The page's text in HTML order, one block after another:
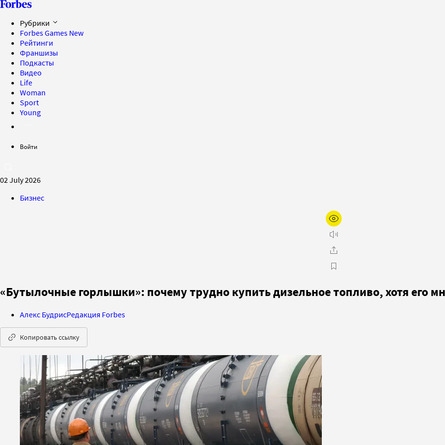
Рубрики
Forbes Games New
Рейтинги
Франшизы
Подкасты
Видео
Life
Woman
Sport
Young
Войти
02 July 2026
Бизнес
«Бутылочные горлышки»: почему трудно купить дизельное топливо, хотя его
Алекс БудрисРедакция Forbes
Копировать ссылку